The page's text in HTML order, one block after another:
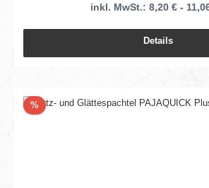
inkl. MwSt.: 8,20 € -
Details
%Rabatt